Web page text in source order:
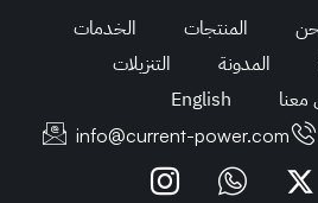
المنتجات
الخدمات
المدونة
التنزيلات
English
info@current-power.com